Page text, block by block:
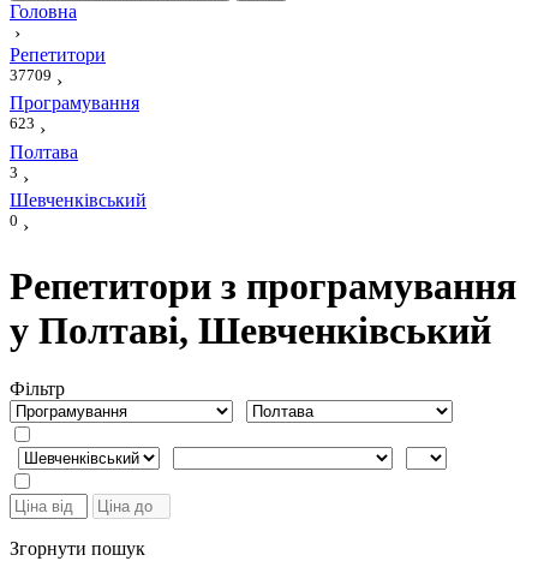
Головна
›
Репетитори
37709 ›
Програмування
623 ›
Полтава
3 ›
Шевченківський
0 ›
Репетитори з програмування
у Полтаві, Шевченківський
Фiльтр
Згорнути пошук